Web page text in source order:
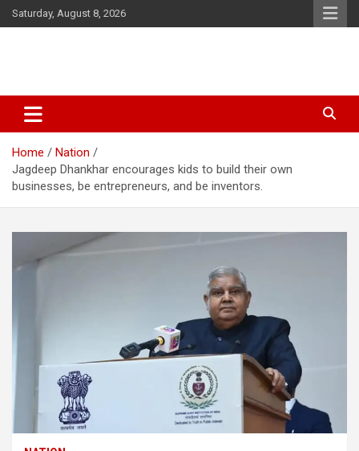
Skip
to
Saturday, August 8, 2026
Sarkardaily : Breaking News |
Latest Malayalam News | Latest
English News
India. Politics News Events. Sports News. Movie News. Lifestyle
News.
Home
Nation
Jagdeep Dhankhar encourages kids to build their own
businesses, be entrepreneurs, and be inventors.